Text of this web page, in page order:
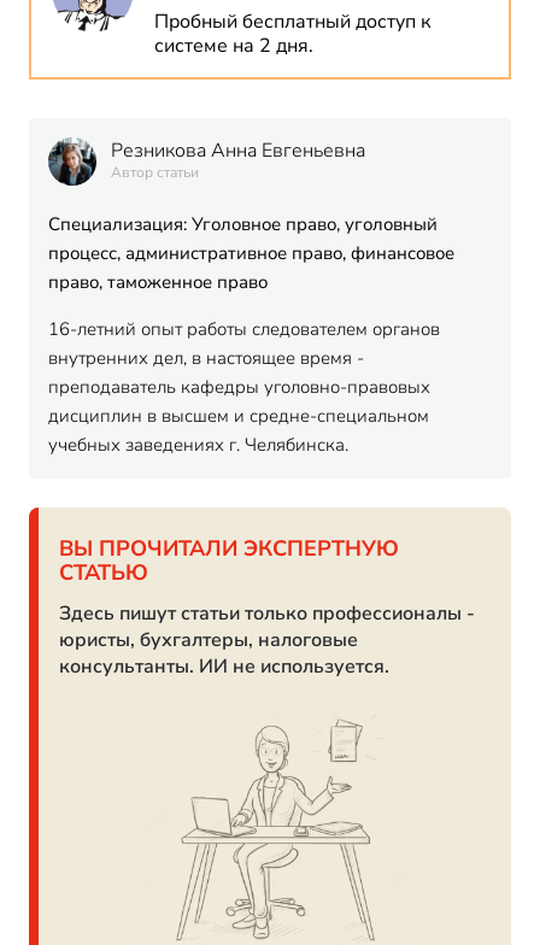
Пробный бесплатный доступ к
системе на 2 дня.
Резникова Анна Евгеньевна
Автор статьи
Специализация: Уголовное право, уголовный
процесс, административное право, финансовое
право, таможенное право
16-летний опыт работы следователем органов
внутренних дел, в настоящее время -
преподаватель кафедры уголовно-правовых
дисциплин в высшем и средне-специальном
учебных заведениях г. Челябинска.
ВЫ ПРОЧИТАЛИ ЭКСПЕРТНУЮ
СТАТЬЮ
Здесь пишут статьи только профессионалы -
юристы, бухгалтеры, налоговые
консультанты. ИИ не используется.